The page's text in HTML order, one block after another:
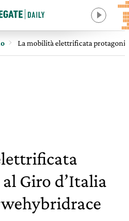
La mobilità elettrificata
Giro d’Italia